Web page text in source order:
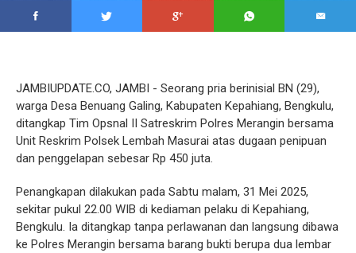
JAMBIUPDATE.CO, JAMBI - Seorang pria berinisial BN (29),
warga Desa Benuang Galing, Kabupaten Kepahiang, Bengkulu,
ditangkap Tim Opsnal II Satreskrim Polres Merangin bersama
Unit Reskrim Polsek Lembah Masurai atas dugaan penipuan
dan penggelapan sebesar Rp 450 juta.
Penangkapan dilakukan pada Sabtu malam, 31 Mei 2025,
sekitar pukul 22.00 WIB di kediaman pelaku di Kepahiang,
Bengkulu. Ia ditangkap tanpa perlawanan dan langsung dibawa
ke Polres Merangin bersama barang bukti berupa dua lembar